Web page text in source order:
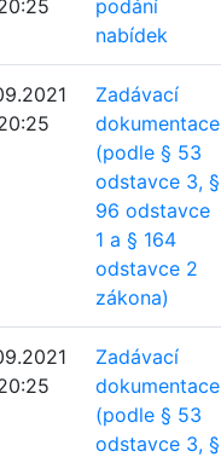
podání
nabídek
Zadávací
dokumentace
(podle § 53
odstavce 3, §
96 odstavce
1 a § 164
odstavce 2
zákona)
Zadávací
dokumentace
(podle § 53
odstavce 3, §